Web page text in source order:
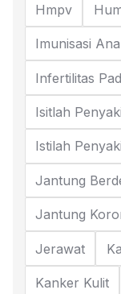
Hmpv
Imunisasi
Infertilitas
Isitlah
Istilah
Jantung
Jantung
Jerawat
Kanker Kulit